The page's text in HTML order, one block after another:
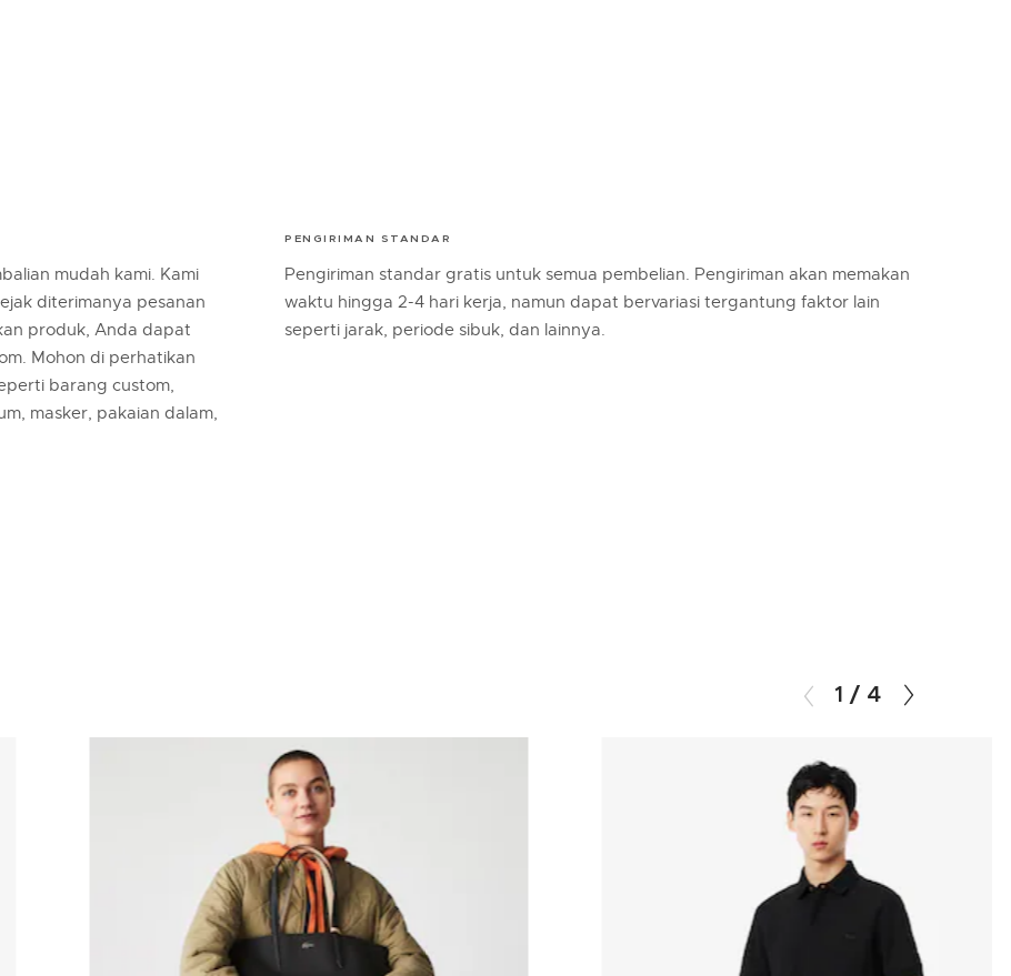
mudah kami. Kami
diterimanya pesanan
produk, Anda dapat
Mohon di perhatikan
barang custom,
masker, pakaian dalam,
PENGIRIMAN STANDAR
Pengiriman standar gratis untuk semua pembelian. Pengiriman akan memakan
waktu hingga 2-4 hari kerja, namun dapat bervariasi tergantung faktor lain
seperti jarak, periode sibuk, dan lainnya.
1 / 4